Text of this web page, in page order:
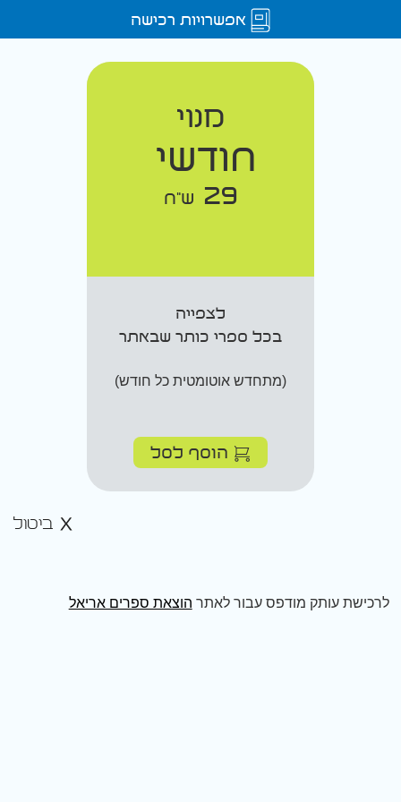
אפשרויות רכישה
מנוי
חודשי
29 ש"ח
לצפייה
בכל ספרי כותר שבאתר
(מתחדש אוטומטית כל חודש)
הוסף לסל
ביטול
לרכישת עותק מודפס עבור לאתר הוצאת ספרים אריאל